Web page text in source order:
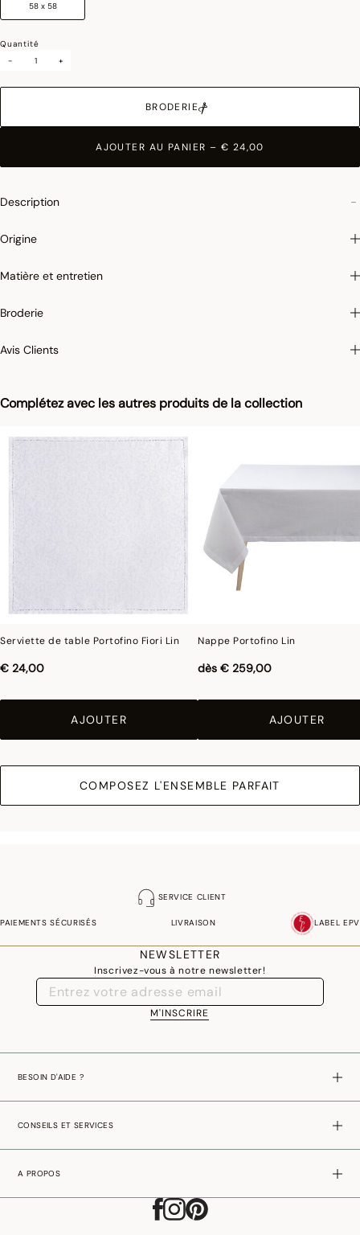
58 x 58
Quantité
-
+
BRODERIE
AJOUTER AU PANIER – € 24,00
Complétez avec les autres produits de la collection
Serviette de table Portofino Fiori Lin
€ 24,00
AJOUTER
Nappe Portofino Lin
dès € 259,00
AJOUTER
COMPOSEZ L'ENSEMBLE PARFAIT
Description
Origine
Matière et entretien
Broderie
Avis Clients
SERVICE CLIENT
PAIEMENTS SÉCURISÉS LIVRAISON LABEL EPV
NEWSLETTER
Inscrivez-vous à notre newsletter!
M'INSCRIRE
BESOIN D'AIDE ?
CONSEILS ET SERVICES
A PROPOS